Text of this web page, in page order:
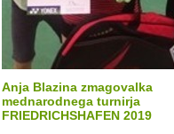
Anja Blazina zmagovalka
mednarodnega turnirja
FRIEDRICHSHAFEN 2019